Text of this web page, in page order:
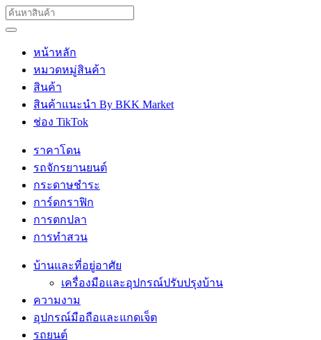
หน้าหลัก
หมวดหมู่สินค้า
สินค้า
สินค้าแนะนำ By BKK Market
ช่อง TikTok
ราคาโดน
รถจักรยานยนต์
กระดาษชำระ
การ์ดกราฟิก
การตกปลา
การทำสวน
บ้านและที่อยู่อาศัย
เครื่องมือและอุปกรณ์ปรับปรุงบ้าน
ความงาม
อุปกรณ์มือถือและแกดเจ็ต
รถยนต์